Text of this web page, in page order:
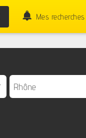
Mes recherches